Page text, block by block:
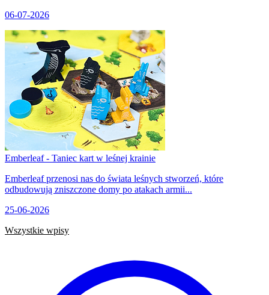
06-07-2026
Emberleaf - Taniec kart w leśnej krainie
Emberleaf przenosi nas do świata leśnych stworzeń, które
odbudowują zniszczone domy po atakach armii...
25-06-2026
Wszystkie wpisy